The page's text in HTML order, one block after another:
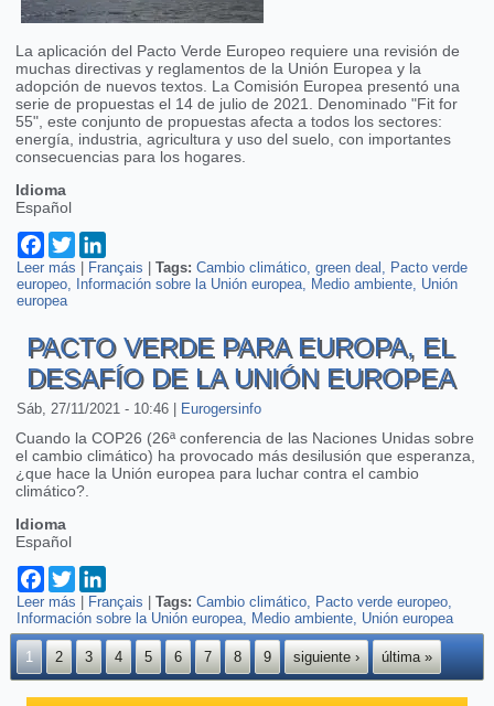
La aplicación del Pacto Verde Europeo requiere una revisión de
muchas directivas y reglamentos de la Unión Europea y la
adopción de nuevos textos. La Comisión Europea presentó una
serie de propuestas el 14 de julio de 2021. Denominado "Fit for
55", este conjunto de propuestas afecta a todos los sectores:
energía, industria, agricultura y uso del suelo, con importantes
consecuencias para los hogares.
Idioma
Español
Facebook
Twitter
Leer más sobre Las herramientas de la Unión Europea para conseguir la
neutralidad climática
Français |Tags:Cambio climático green deal
Pacto verde
europeo
Información sobre la Unión europea Medio ambiente Unión
europea
PACTO VERDE PARA EUROPA, EL
DESAFÍO DE LA UNIÓN EUROPEA
Sáb, 27/11/2021 - 10:46 Eurogersinfo
Cuando la COP26 (26ª conferencia de las Naciones Unidas sobre
el cambio climático) ha provocado más desilusión que esperanza,
¿que hace la Unión europea para luchar contra el cambio
climático?.
Idioma
Español
Facebook
Twitter
Leer más sobre Pacto verde para Europa, el desafío de la Unión Europea
Français |Tags:Cambio climático
Pacto verde europeo
Información sobre la Unión europea
Medio ambiente Unión europea
Páginas
1 2 3 4 5 6 7 8 9 siguiente › última »